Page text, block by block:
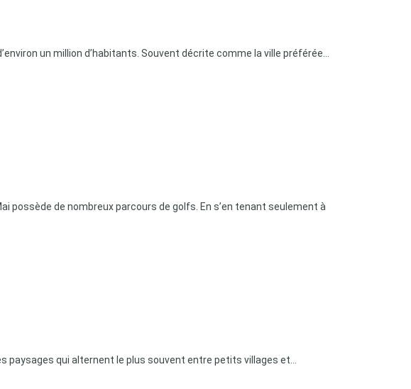
un million d’habitants. Souvent décrite comme la ville préférée...
possède de nombreux parcours de golfs. En s’en tenant seulement à
paysages qui alternent le plus souvent entre petits villages et...